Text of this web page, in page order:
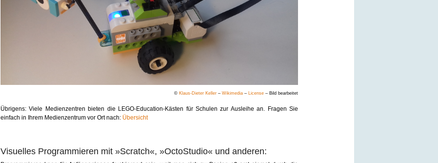
© Klaus-Dieter Keller – Wikimedia – License – Bild bearbeitet
Übrigens: Viele Medienzentren bieten die LEGO-Education-Kästen für Schulen zur Ausleihe an. Fragen Sie
einfach in Ihrem Medienzentrum vor Ort nach: Übersicht
Visuelles Programmieren mit »Scratch«, »OctoStudio« und anderen: